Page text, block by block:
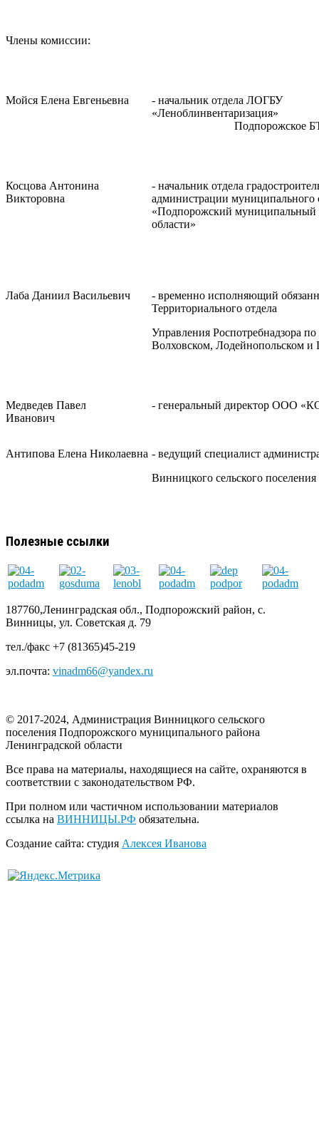
Члены комиссии:
Мойся Елена Евгеньевна
- начальник отдела ЛОГБУ
Подпорожское
Косцова Антонина
Викторовна
- начальник отдела
администрации муниципального
«Подпорожский муниципальный
области»
Лаба Даниил Васильевич
- временно исполняющий
Территориального отдела
Управления Роспотребнадзора
Волховском, Лодейнопольском
Медведев Павел
Иванович
- генеральный директор ООО
Антипова Елена Николаевна - ведущий специалист
Винницкого сельского поселения
Полезные ссылки
187760,Ленинградская обл., Подпорожский район, с.
Винницы, ул. Советская д. 79
тел./факс +7 (81365)45-219
эл.почта: vinadm66@yandex.ru
© 2017-2024, Администрация Винницкого сельского
поселения Подпорожского муниципального района
Ленинградской области
Все права на материалы, находящиеся на сайте, охраняются в
соответствии с законодательством РФ.
При полном или частичном использовании материалов
ссылка на ВИННИЦЫ.РФ обязательна.
Создание сайта: студия Алексея Иванова